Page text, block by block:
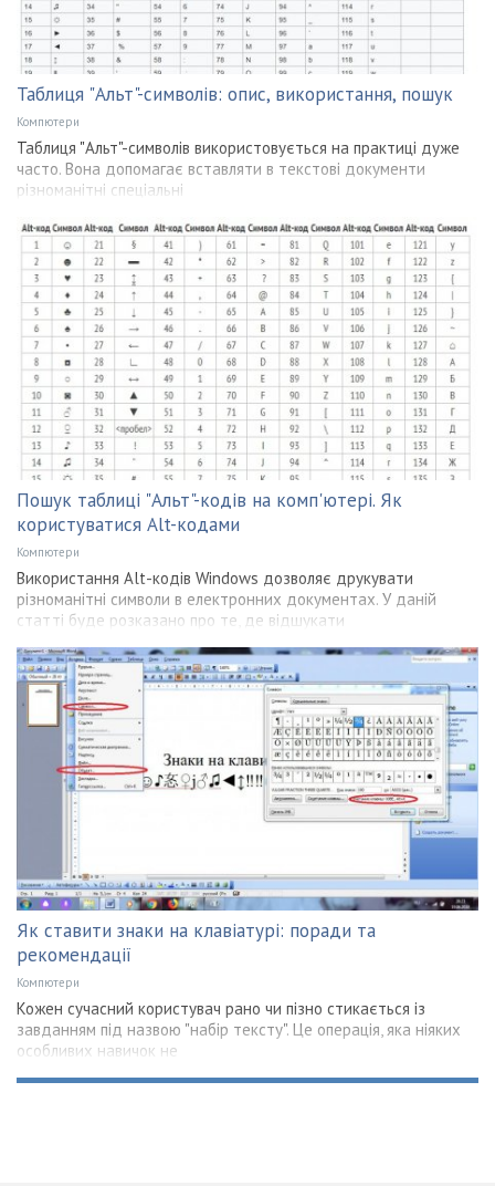
Таблиця "Альт"-символів: опис, використання, пошук
Компютери
Таблиця "Альт"-символів використовується на практиці дуже
часто. Вона допомагає вставляти в текстові документи
різноманітні спеціальні
Пошук таблиці "Альт"-кодів на комп'ютері. Як
користуватися Alt-кодами
Компютери
Використання Alt-кодів Windows дозволяє друкувати
різноманітні символи в електронних документах. У даній
статті буде розказано про те, де відшукати
Як ставити знаки на клавіатурі: поради та
рекомендації
Компютери
Кожен сучасний користувач рано чи пізно стикається із
завданням під назвою "набір тексту". Це операція, яка ніяких
особливих навичок не